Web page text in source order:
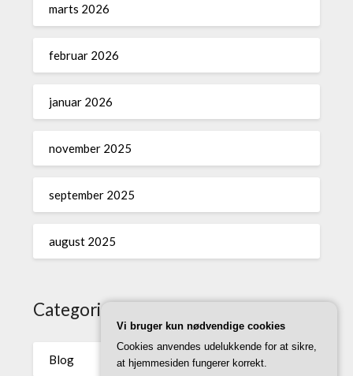
marts 2026
februar 2026
januar 2026
november 2025
september 2025
august 2025
Categories
Blog
Vi bruger kun nødvendige cookies
Cookies anvendes udelukkende for at sikre,
at hjemmesiden fungerer korrekt.